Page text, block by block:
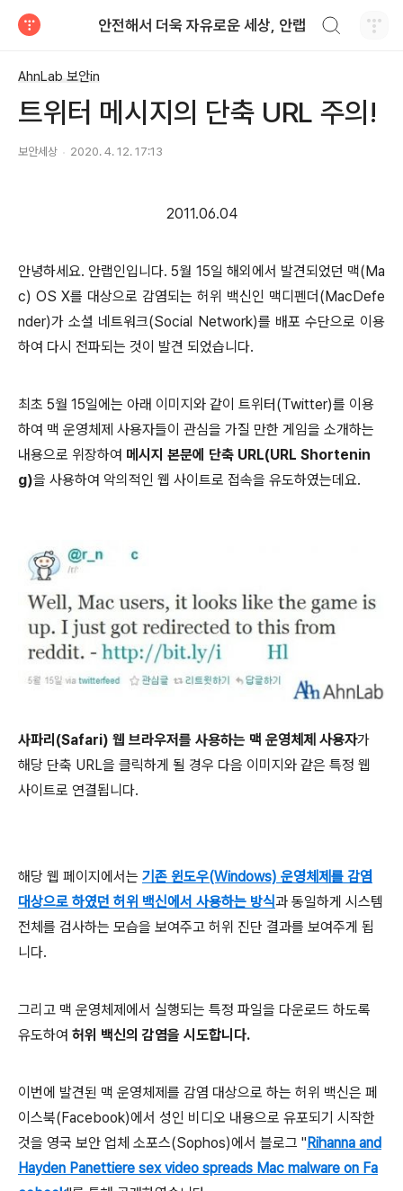
안전해서 더욱 자유로운 세상, 안랩
AhnLab 보안in
트위터 메시지의 단축 URL 주의!
보안세상 2020. 4. 12. 17:13
2011.06.04
안녕하세요. 안랩인입니다. 5월 15일 해외에서 발견되었던 맥(Ma
c) OS X를 대상으로 감염되는 허위 백신인 맥디펜더(MacDefe
nder)가 소셜 네트워크(Social Network)를 배포 수단으로 이용
하여 다시 전파되는 것이 발견 되었습니다.
최초 5월 15일에는 아래 이미지와 같이 트위터(Twitter)를 이용
하여 맥 운영체제 사용자들이 관심을 가질 만한 게임을 소개하는
내용으로 위장하여 메시지 본문에 단축 URL(URL Shortenin
g)을 사용하여 악의적인 웹 사이트로 접속을 유도하였는데요.
사파리(Safari) 웹 브라우저를 사용하는 맥 운영체제 사용자가
해당 단축 URL을 클릭하게 될 경우 다음 이미지와 같은 특정 웹
사이트로 연결됩니다.
해당 웹 페이지에서는 기존 윈도우(Windows) 운영체제를 감염
대상으로 하였던 허위 백신에서 사용하는 방식과 동일하게 시스템
전체를 검사하는 모습을 보여주고 허위 진단 결과를 보여주게 됩
니다.
그리고 맥 운영체제에서 실행되는 특정 파일을 다운로드 하도록
유도하여 허위 백신의 감염을 시도합니다.
이번에 발견된 맥 운영체제를 감염 대상으로 하는 허위 백신은 페
이스북(Facebook)에서 성인 비디오 내용으로 유포되기 시작한
것을 영국 보안 업체 소포스(Sophos)에서 블로그 "Rihanna and
Hayden Panettiere sex video spreads Mac malware on Fa